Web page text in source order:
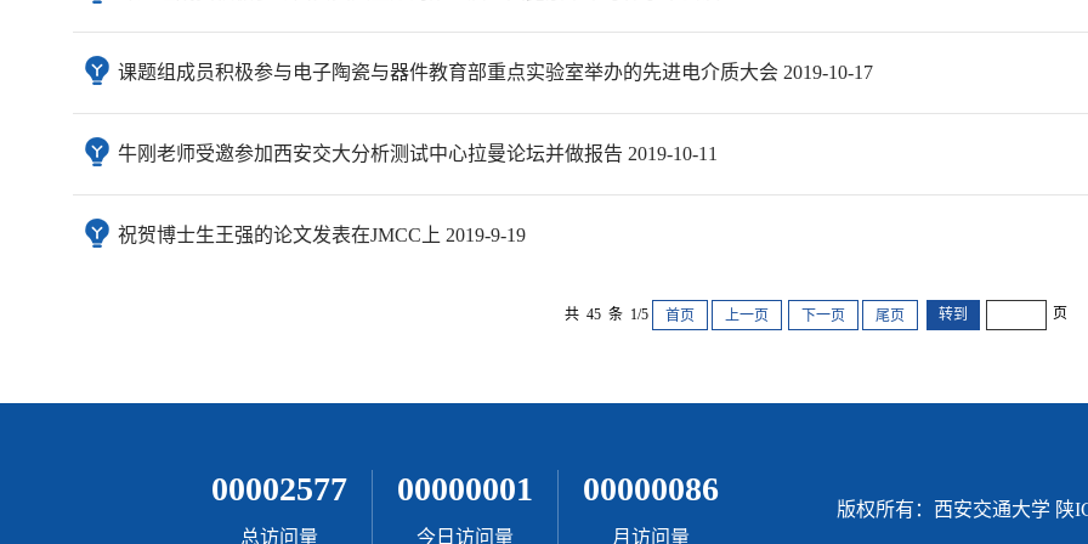
课题组成员积极参与电子陶瓷与器件教育部重点实验室举办的先进电介质大会 2019-10-17
牛刚老师受邀参加西安交大分析测试中心拉曼论坛并做报告 2019-10-11
祝贺博士生王强的论文发表在JMCC上 2019-9-19
共 45 条 1/5 首页 上一页 下一页 尾页 页
00002577
总访问量
00000001
今日访问量
00000086
月访问量
版权所有：西安交通大学 陕